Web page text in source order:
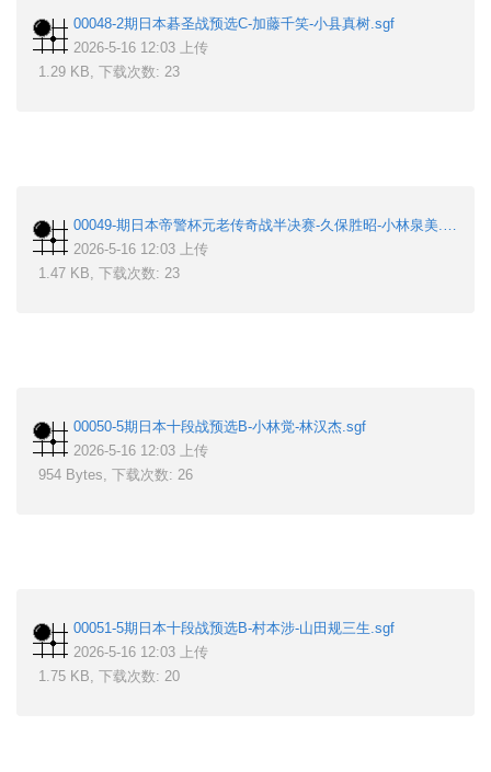
00048-2期日本碁圣战预选C-加藤千笑-小县真树.sgf
2026-5-16 12:03 上传
1.29 KB, 下载次数: 23
00049-期日本帝警杯元老传奇战半决赛-久保胜昭-小林泉美.sgf
2026-5-16 12:03 上传
1.47 KB, 下载次数: 23
00050-5期日本十段战预选B-小林觉-林汉杰.sgf
2026-5-16 12:03 上传
954 Bytes, 下载次数: 26
00051-5期日本十段战预选B-村本涉-山田规三生.sgf
2026-5-16 12:03 上传
1.75 KB, 下载次数: 20